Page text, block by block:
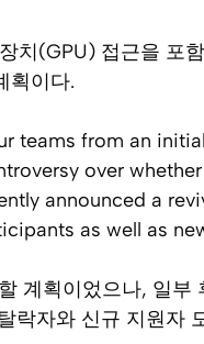
치(GPU) 접근을 포
획이다.
teams from an
over
announced a
as well as
계획이었으나, 일부
락자와 신규 지원자